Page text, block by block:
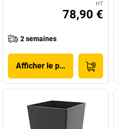
HT
78,90 €
2 semaines
Afficher le produit